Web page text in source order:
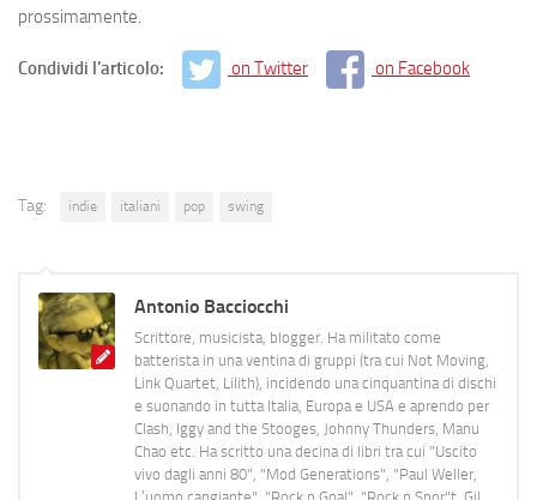
prossimamente.
Condividi l'articolo: on Twitter on Facebook
Tag: indie italiani pop swing
Antonio Bacciocchi
Scrittore, musicista, blogger. Ha militato come
batterista in una ventina di gruppi (tra cui Not Moving,
Link Quartet, Lilith), incidendo una cinquantina di dischi
e suonando in tutta Italia, Europa e USA e aprendo per
Clash, Iggy and the Stooges, Johnny Thunders, Manu
Chao etc. Ha scritto una decina di libri tra cui "Uscito
vivo dagli anni 80", "Mod Generations", "Paul Weller,